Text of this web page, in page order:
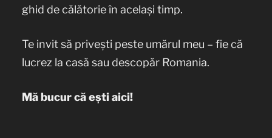
ghid de călătorie în același timp.
Te invit să privești peste umărul meu – fie că
lucrez la casă sau descopăr Romania.
Mă bucur că ești aici!